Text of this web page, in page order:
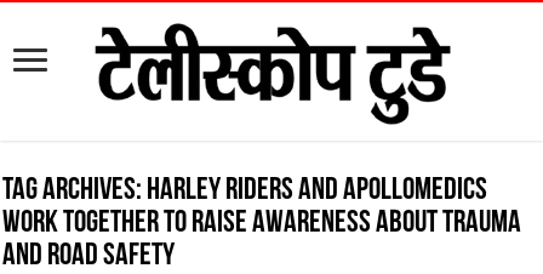
Tag Archives: Harley Riders and Apollomedics
work together to raise awareness about trauma
and road safety